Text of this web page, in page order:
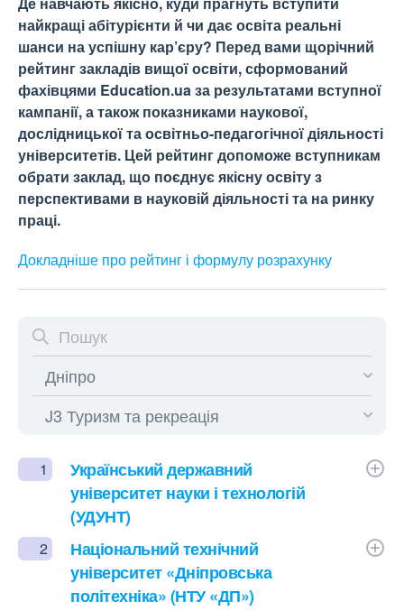
найкращі абітурієнти й чи дає освіта реальні
шанси на успішну кар’єру? Перед вами щорічний
рейтинг закладів вищої освіти, сформований
фахівцями Education.ua за результатами вступної
кампанії, а також показниками наукової,
дослідницької та освітньо-педагогічної діяльності
університетів. Цей рейтинг допоможе вступникам
обрати заклад, що поєднує якісну освіту з
перспективами в науковій діяльності та на ринку
праці.
Докладніше про рейтинг і формулу розрахунку
1
Український державний
університет науки і технологій
(УДУНТ)
2
Національний технічний
університет «Дніпровська
політехніка» (НТУ «ДП»)